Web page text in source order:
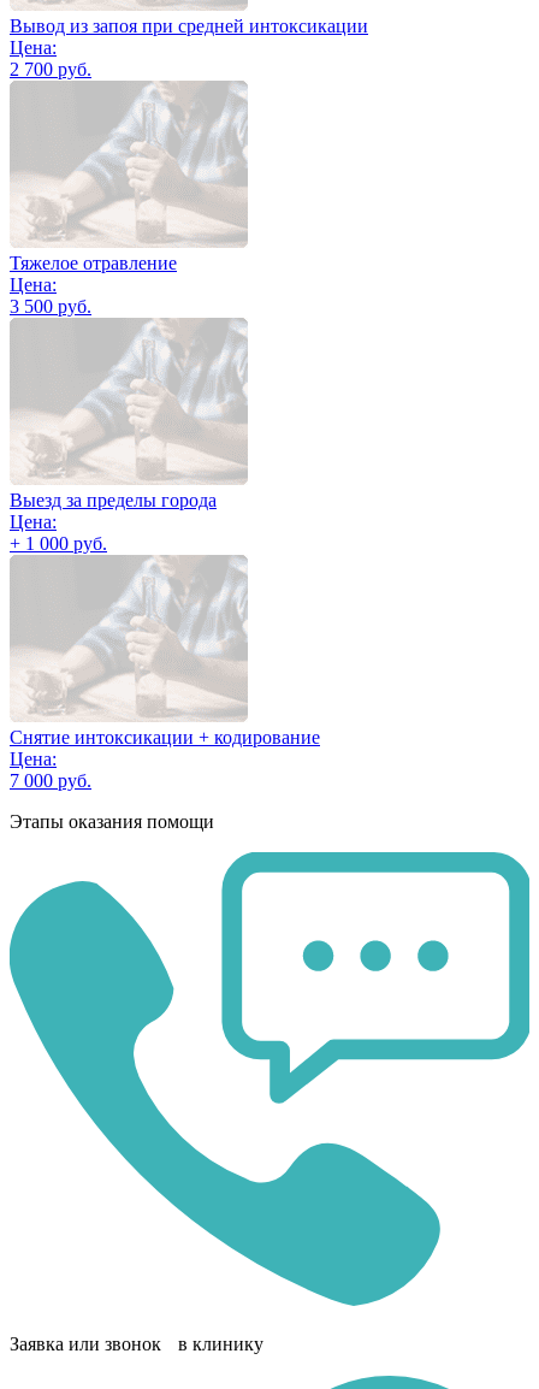
Вывод из запоя при средней интоксикации
Цена:
2 700 руб.
Тяжелое отравление
Цена:
3 500 руб.
Выезд за пределы города
Цена:
+ 1 000 руб.
Снятие интоксикации + кодирование
Цена:
7 000 руб.
Этапы оказания помощи
Заявка или звонок в клинику